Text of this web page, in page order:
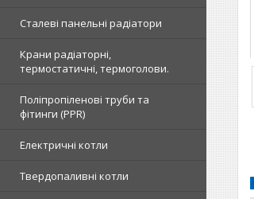
Сталеві панельні радіатори
Крани радіаторні,
термостатичні, термоголови.
Поліпропіленові труби та
фітинги (PPR)
Електричні котли
Твердопаливні котли